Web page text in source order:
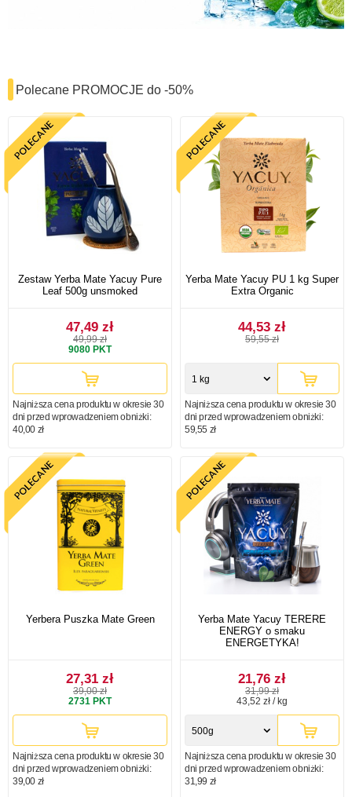
Polecane PROMOCJE do -50%
Zestaw Yerba Mate Yacuy Pure
Leaf 500g unsmoked
47,49 zł
49,99 zł
9080 PKT
Najniższa cena produktu w okresie 30
dni przed wprowadzeniem obniżki:
40,00 zł
Yerba Mate Yacuy PU 1 kg Super
Extra Organic
44,53 zł
59,55 zł
1 kg
Najniższa cena produktu w okresie 30
dni przed wprowadzeniem obniżki:
59,55 zł
Yerbera Puszka Mate Green
27,31 zł
39,00 zł
2731 PKT
Najniższa cena produktu w okresie 30
dni przed wprowadzeniem obniżki:
39,00 zł
Yerba Mate Yacuy TERERE
ENERGY o smaku
ENERGETYKA!
21,76 zł
31,99 zł
43,52 zł / kg
500g
Najniższa cena produktu w okresie 30
dni przed wprowadzeniem obniżki:
31,99 zł